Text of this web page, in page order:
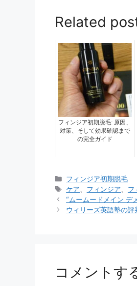
Related
フィンジア初期脱毛: 原因、
対策、そして効果確認まで
の完全ガイド
カ
テ
ゴ
リ
フィンジア初期脱毛
タ
グ
ケア フィンジア フ
“ムームードメイン デ
ウィリーズ英語塾の評
コメントす